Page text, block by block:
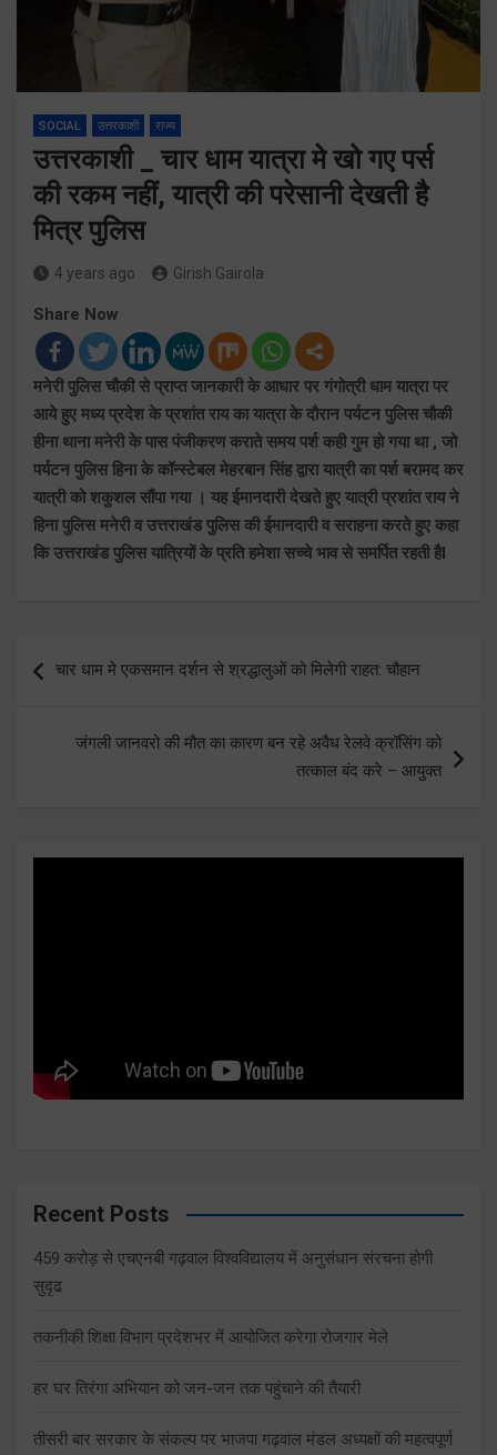
SOCIAL उत्तरकाशी राज्य
उत्तरकाशी _ चार धाम यात्रा मे खो गए पर्स
की रकम नहीं, यात्री की परेसानी देखती है
मित्र पुलिस
4 years ago Girish Gairola
Share Now
मनेरी पुलिस चौकी से प्राप्त जानकारी के आधार पर गंगोत्री धाम यात्रा पर
आये हुए मध्य प्रदेश के प्रशांत राय का यात्रा के दौरान पर्यटन पुलिस चौकी
हीना थाना मनेरी के पास पंजीकरण कराते समय पर्श कही गुम हो गया था , जो
पर्यटन पुलिस हिना के कॉन्स्टेबल मेहरबान सिंह द्वारा यात्री का पर्श बरामद कर
यात्री को शकुशल सौंपा गया । यह ईमानदारी देखते हुए यात्री प्रशांत राय ने
हिना पुलिस मनेरी व उत्तराखंड पुलिस की ईमानदारी व सराहना करते हुए कहा
कि उत्तराखंड पुलिस यात्रियों के प्रति हमेशा सच्चे भाव से समर्पित रहती हैl
navigation
चार धाम मे एकसमान दर्शन से श्रद्धालुओं को मिलेगी राहत: चौहान
जंगली जानवरो की मौत का कारण बन रहे अवैध रेलवे क्रॉसिंग को
तत्काल बंद करे – आयुक्त
Recent Posts
459 करोड़ से एचएनबी गढ़वाल विश्वविद्यालय में अनुसंधान संरचना होगी
सुदृढ
तकनीकी शिक्षा विभाग प्रदेशभर में आयोजित करेगा रोजगार मेले
हर घर तिरंगा अभियान को जन-जन तक पहुंचाने की तैयारी
तीसरी बार सरकार के संकल्प पर भाजपा गढ़वाल मंडल अध्यक्षों की महत्वपूर्ण